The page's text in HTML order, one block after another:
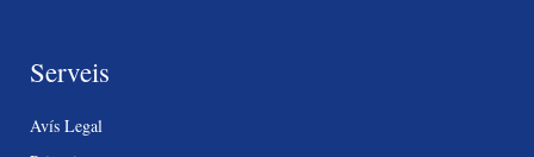
Serveis
Avís Legal